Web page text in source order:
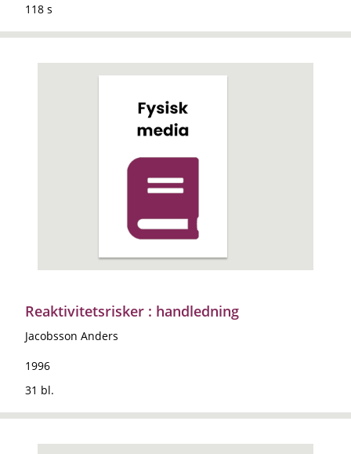
118 s
Reaktivitetsrisker : handledning
Jacobsson Anders
1996
31 bl.